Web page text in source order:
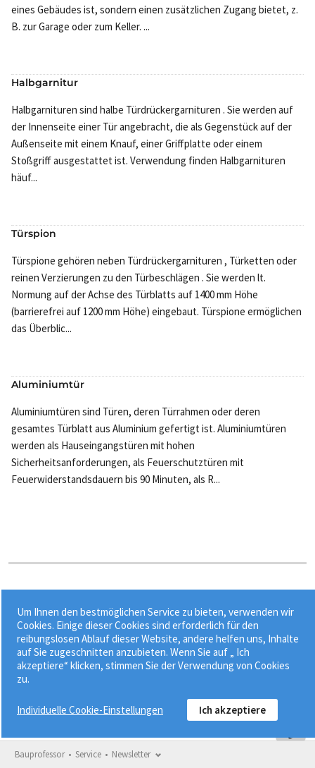
eines Gebäudes ist, sondern einen zusätzlichen Zugang bietet, z.
B. zur Garage oder zum Keller. ...
Halbgarnitur
Halbgarnituren sind halbe Türdrückergarnituren . Sie werden auf
der Innenseite einer Tür angebracht, die als Gegenstück auf der
Außenseite mit einem Knauf, einer Griffplatte oder einem
Stoßgriff ausgestattet ist. Verwendung finden Halbgarnituren
häuf...
Türspion
Türspione gehören neben Türdrückergarnituren , Türketten oder
reinen Verzierungen zu den Türbeschlägen . Sie werden lt.
Normung auf der Achse des Türblatts auf 1400 mm Höhe
(barrierefrei auf 1200 mm Höhe) eingebaut. Türspione ermöglichen
das Überblic...
Aluminiumtür
Aluminiumtüren sind Türen, deren Türrahmen oder deren
gesamtes Türblatt aus Aluminium gefertigt ist. Aluminiumtüren
werden als Hauseingangstüren mit hohen
Sicherheitsanforderungen, als Feuerschutztüren mit
Feuerwiderstandsdauern bis 90 Minuten, als R...
Stichworte:
Brandschutz• Innentür•Nebeneingangstür •
Schalldämmung•Tür
Bauprofessor Service Newsletter
Um Ihnen den bestmöglichen Service zu bieten, verwenden wir
Cookies. Einige dieser Cookies sind erforderlich für den
reibungslosen Ablauf dieser Website, andere helfen uns, Inhalte
auf Sie zugeschnitten anzubieten. Wenn Sie auf „ Ich
akzeptiere“ klicken, stimmen Sie der Verwendung von Cookies
zu.
Individuelle Cookie-Einstellungen Ich akzeptiere